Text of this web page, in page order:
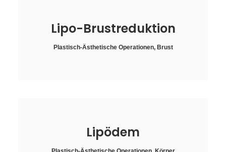
Lipo-Brustreduktion
Plastisch-Ästhetische Operationen, Brust
Lipödem